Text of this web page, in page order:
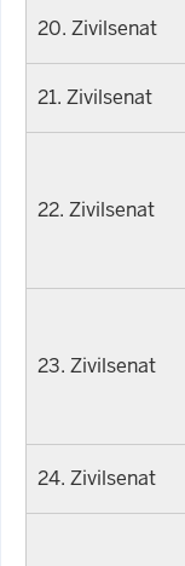
20. Zivilsenat
21. Zivilsenat
22. Zivilsenat
23. Zivilsenat
24. Zivilsenat